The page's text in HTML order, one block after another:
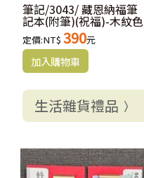
筆記/3043/ 藏恩納福筆
記本(附筆)(祝福)-木紋色
定價:NT$ 390元
生活雜貨禮品